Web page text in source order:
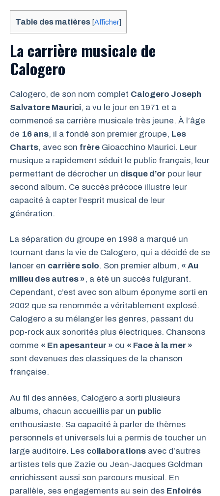
Table des matières [Afficher]
La carrière musicale de
Calogero
Calogero, de son nom complet Calogero Joseph
Salvatore Maurici, a vu le jour en 1971 et a
commencé sa carrière musicale très jeune. À l’âge
de 16 ans, il a fondé son premier groupe, Les
Charts, avec son frère Gioacchino Maurici. Leur
musique a rapidement séduit le public français, leur
permettant de décrocher un disque d’or pour leur
second album. Ce succès précoce illustre leur
capacité à capter l’esprit musical de leur
génération.
La séparation du groupe en 1998 a marqué un
tournant dans la vie de Calogero, qui a décidé de se
lancer en carrière solo. Son premier album, « Au
milieu des autres », a été un succès fulgurant.
Cependant, c’est avec son album éponyme sorti en
2002 que sa renommée a véritablement explosé.
Calogero a su mélanger les genres, passant du
pop-rock aux sonorités plus électriques. Chansons
comme « En apesanteur » ou « Face à la mer »
sont devenues des classiques de la chanson
française.
Au fil des années, Calogero a sorti plusieurs
albums, chacun accueillis par un public
enthousiaste. Sa capacité à parler de thèmes
personnels et universels lui a permis de toucher un
large auditoire. Les collaborations avec d’autres
artistes tels que Zazie ou Jean-Jacques Goldman
enrichissent aussi son parcours musical. En
parallèle, ses engagements au sein des Enfoirés